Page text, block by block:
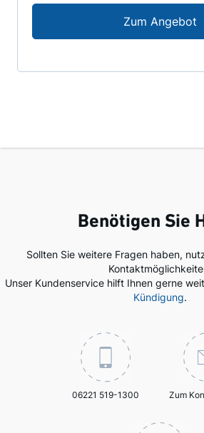
Zum Angebot
Benötigen Sie
Sollten Sie weitere Fragen haben,
Unser Kundenservice hilft Ihnen gerne
Kündigung.
06221 519-1300 Zum